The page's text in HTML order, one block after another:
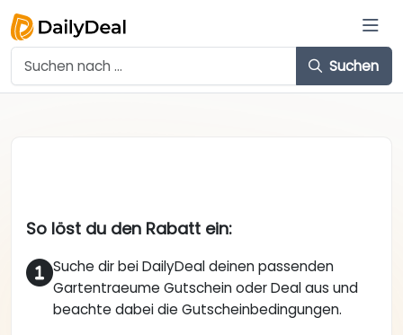
Suchen
So löst du den Rabatt ein:
Suche dir bei DailyDeal deinen passenden
Gartentraeume Gutschein oder Deal aus und
beachte dabei die Gutscheinbedingungen.